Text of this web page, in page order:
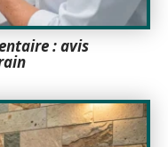
: avis